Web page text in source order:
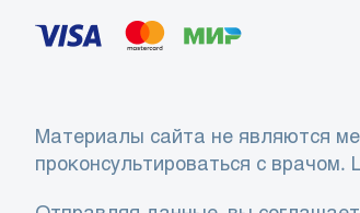
Материалы сайта не являются
проконсультироваться с